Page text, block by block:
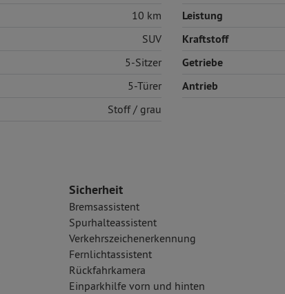
10 km
SUV
5-Sitzer
5-Türer
Stoff/ grau
Leistung
Kraftstoff
Getriebe
Antrieb
Sicherheit
Bremsassistent
Spurhalteassistent
Verkehrszeichenerkennung
Fernlichtassistent
Rückfahrkamera
Einparkhilfe vorn und hinten